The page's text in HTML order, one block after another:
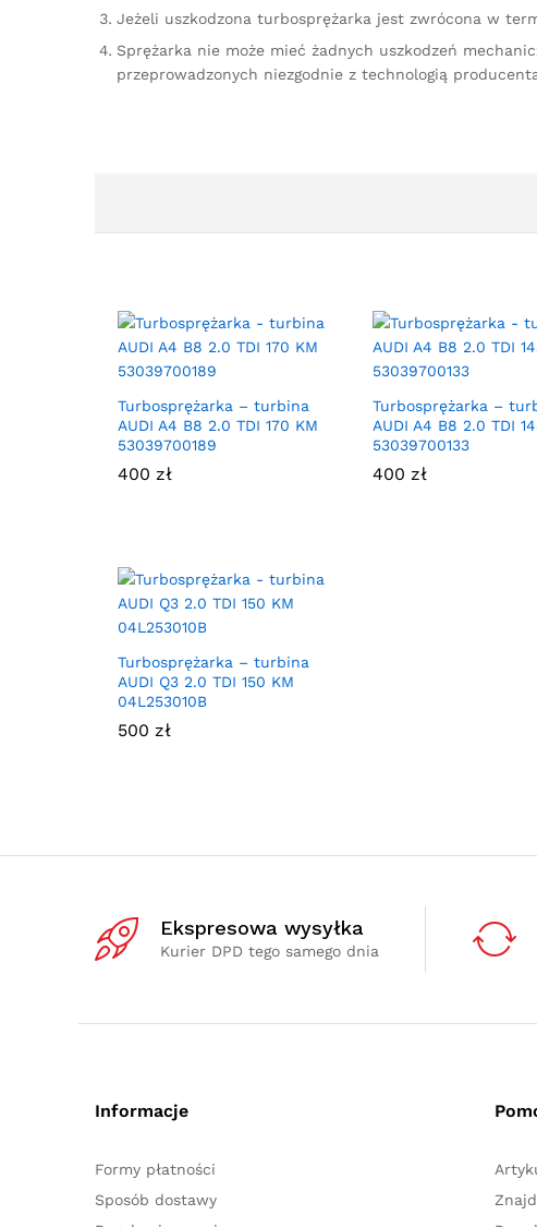
Jeżeli uszkodzona turbosprężarka jest zwrócona w
Sprężarka nie może mieć żadnych uszkodzeń
przeprowadzonych niezgodnie z technologią
Turbosprężarka – turbina
AUDI A4 B8 2.0 TDI 170 KM
53039700189
400 zł
Turbosprężarka –
AUDI A4 B8 2.0 TDI
53039700133
400 zł
Turbosprężarka – turbina
AUDI Q3 2.0 TDI 150 KM
04L253010B
500 zł
Ekspresowa wysyłka
Kurier DPD tego samego dnia
Informacje
Formy płatności
Sposób dostawy